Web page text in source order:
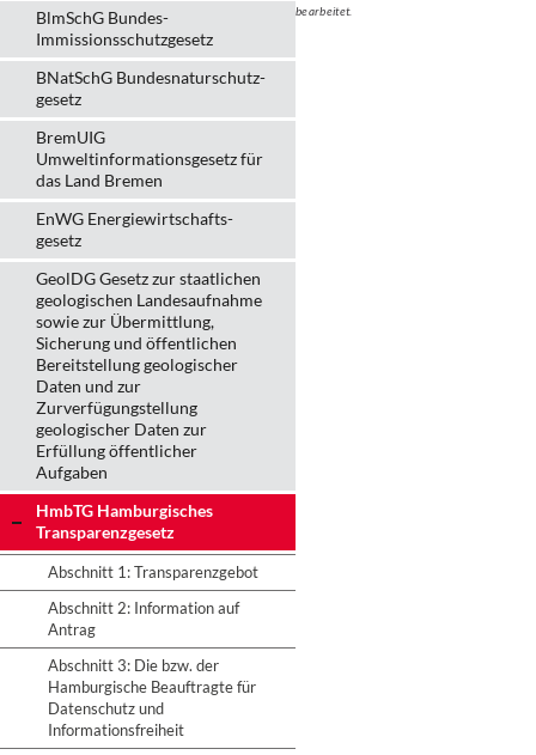
BlmSchG Bundes-
Immissionsschutz­gesetz
BNatSchG Bundesnaturschutz-
gesetz
BremUIG
Umweltinformationsgesetz für
das Land Bremen
EnWG Energiewirtschafts-
gesetz
GeolDG Gesetz zur staatlichen
geologischen Landesaufnahme
sowie zur Übermittlung,
Sicherung und öffentlichen
Bereitstellung geologischer
Daten und zur
Zurverfügungstellung
geologischer Daten zur
Erfüllung öffentlicher
Aufgaben
HmbTG Hamburgisches
Transparenzgesetz
Abschnitt 1: Transparenzgebot
Abschnitt 2: Information auf
Antrag
Abschnitt 3: Die bzw. der
Hamburgische Beauftragte für
Datenschutz und
Informationsfreiheit
bearbeitet.